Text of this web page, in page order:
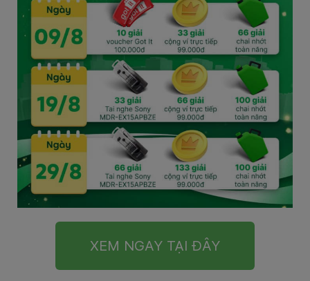
XEM NGAY TẠI ĐÂY